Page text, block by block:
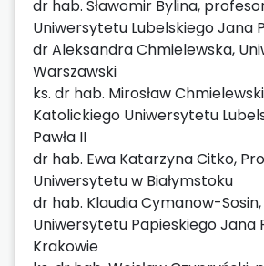
dr hab. Sławomir Bylina,
Uniwersytetu Lubelskiego Jana
dr Aleksandra Chmielewska,
Warszawski
ks. dr hab. Mirosław
Katolickiego Uniwersytetu
Pawła II
dr hab. Ewa Katarzyna Citko,
Uniwersytetu w Białymstoku
dr hab. Klaudia Cymanow-
Uniwersytetu Papieskiego Jana
Krakowie